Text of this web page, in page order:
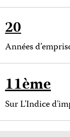
20
Années
11ème
Sur L'Indice